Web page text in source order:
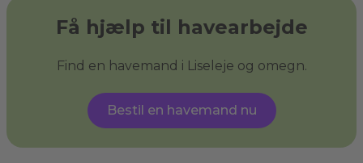
og omegn tilbyder også specialiserede services
som træfældning, fliserens og anlægning af nye
kan få den have, du drømmer om, og sikre, at
din have ser velplejet ud uden at du behøver
at løfte en finger.
Hvad er haveservice?
Få hjælp til havearbejde
Find en havemand i Liseleje og omegn.
Bestil en havemand nu